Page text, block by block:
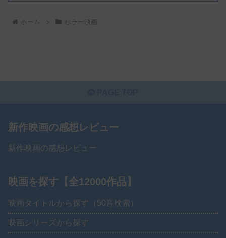
ホーム ホラー映画
新作映画の感想レビュー
新作映画の感想レビュー
映画を探す【全12000作品】
映画タイトルから探す（50音検索）
映画シリーズから探す